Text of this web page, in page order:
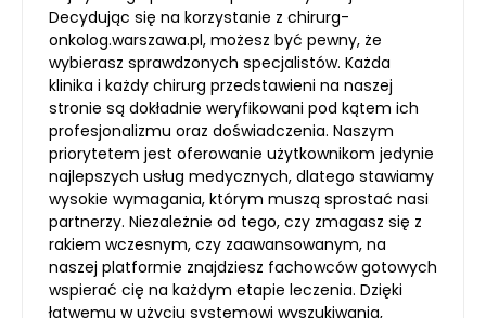
Decydując się na korzystanie z chirurg-
onkolog.warszawa.pl, możesz być pewny, że
wybierasz sprawdzonych specjalistów. Każda
klinika i każdy chirurg przedstawieni na naszej
stronie są dokładnie weryfikowani pod kątem ich
profesjonalizmu oraz doświadczenia. Naszym
priorytetem jest oferowanie użytkownikom jedynie
najlepszych usług medycznych, dlatego stawiamy
wysokie wymagania, którym muszą sprostać nasi
partnerzy. Niezależnie od tego, czy zmagasz się z
rakiem wczesnym, czy zaawansowanym, na
naszej platformie znajdziesz fachowców gotowych
wspierać cię na każdym etapie leczenia. Dzięki
łatwemu w użyciu systemowi wyszukiwania,